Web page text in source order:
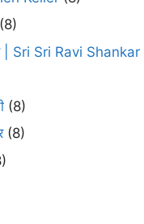
(8)
| Sri Sri Ravi Shankar
(8)
(8)